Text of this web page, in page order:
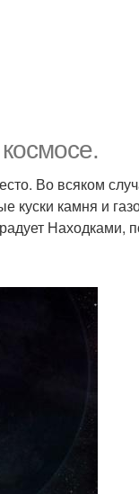
Во всяком
куски камня и
Находками,